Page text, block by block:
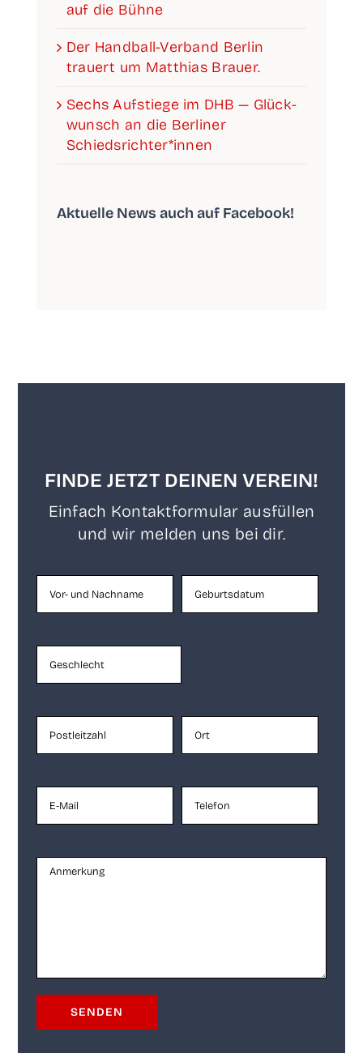
auf die Bühne
Der Han­­d­­­ball-Ver­­­­­band Ber­lin
trau­ert um Mat­thi­as Brauer.
Sechs Auf­stie­ge im DHB — Glück­
wunsch an die Ber­li­ner
Schiedsrichter*innen
Aktu­el­le News auch auf Facebook!
FINDE JETZT DEINEN VEREIN!
Ein­fach Kon­takt­for­mu­lar aus­fül­len
und wir mel­den uns bei dir.